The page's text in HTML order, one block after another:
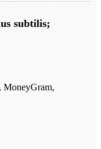
subtilis;
MoneyGram,